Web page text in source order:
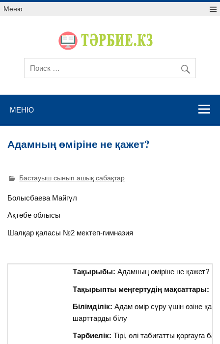
Меню
МЕНЮ
Адамның өміріне не қажет?
Бастауыш сынып ашық сабақтар
Болысбаева Майгүл
Ақтөбе облысы
Шалқар қаласы №2 мектеп-гимназия
Тақырыбы: Адамның өміріне не қажет?
Тақырыпты меңгертудің мақсаттары:
Білімділік: Адам өмір сүру үшін өзіне
шарттарды білу
Тәрбиелік:Тірі, өлі табиғатты қорғауға